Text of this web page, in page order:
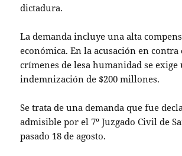
dictadura.
La demanda incluye una alta
económica. En la acusación en
crímenes de lesa humanidad se exige
indemnización de $200 millones.
Se trata de una demanda que fue
admisible por el 7º Juzgado Civil de
pasado 18 de agosto.